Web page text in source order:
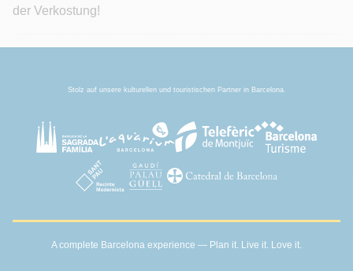
der Verkostung!
Stolz auf unsere kulturellen und touristischen Partner in Barcelona.
A complete Barcelona experience — Plan it. Live it. Love it.